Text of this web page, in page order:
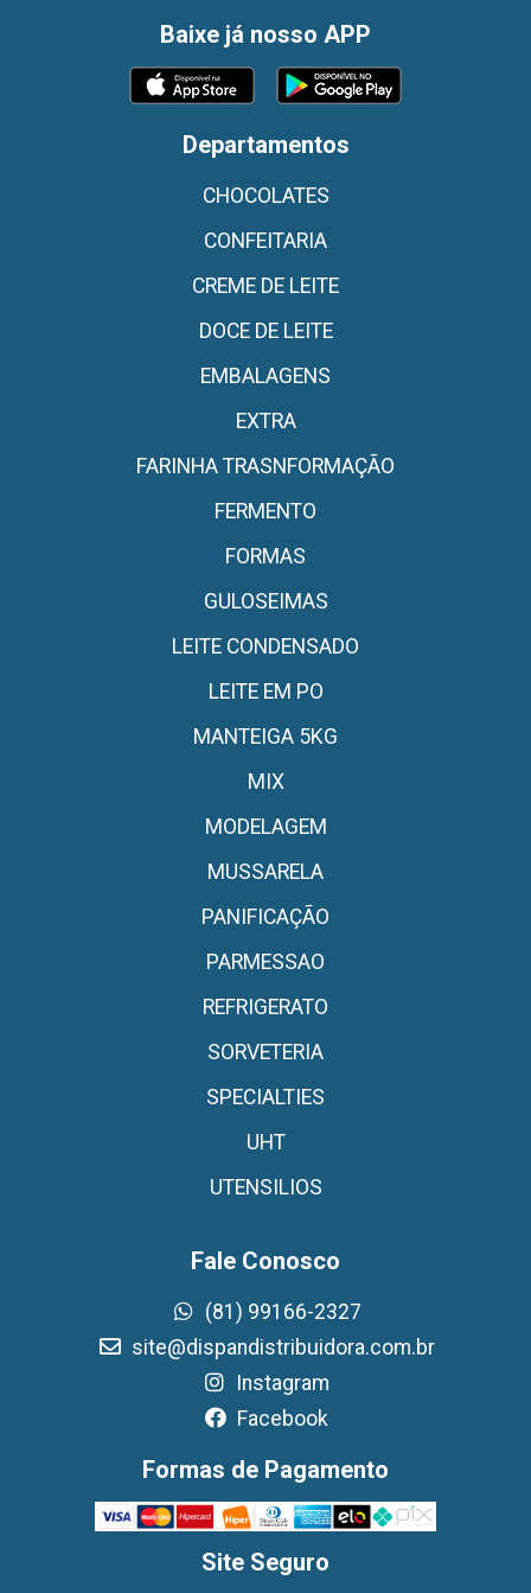
Baixe já nosso APP
Departamentos
CHOCOLATES
CONFEITARIA
CREME DE LEITE
DOCE DE LEITE
EMBALAGENS
EXTRA
FARINHA TRASNFORMAÇÃO
FERMENTO
FORMAS
GULOSEIMAS
LEITE CONDENSADO
LEITE EM PO
MANTEIGA 5KG
MIX
MODELAGEM
MUSSARELA
PANIFICAÇÃO
PARMESSAO
REFRIGERATO
SORVETERIA
SPECIALTIES
UHT
UTENSILIOS
Fale Conosco
(81) 99166-2327
site@dispandistribuidora.com.br
Instagram
Facebook
Formas de Pagamento
Site Seguro